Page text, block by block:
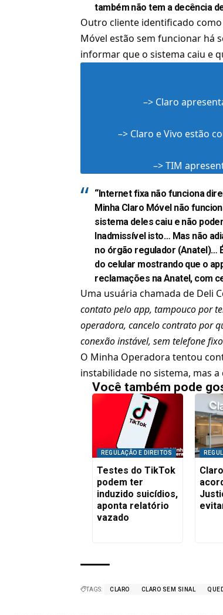
também não tem a decência
Outro cliente identificado
Móvel estão sem funcionar há
informar que o sistema caiu e
–> Claro
–> Claro e Vivo estão
–>TIM
“Internet fixa não funciona
Minha Claro Móvel não
sistema deles caiu e não
Inadmissível isto… Mas não
no órgão regulador (Anatel)…
do celular mostrando que o
reclamações na Anatel, com
Uma usuária chamada de Deli
contato pelo app, tampouco por
operadora, cancelo contrato por
conexão instável, sem telefone fixo
O Minha Operadora tentou
instabilidade no sistema, mas
Você também pode
REGULAÇÃO E DIREITOS
Testes do TikTok
podem ter
induzido suicídios,
aponta relatório
vazado
TAGS: CLARO CLARO SEM SINAL